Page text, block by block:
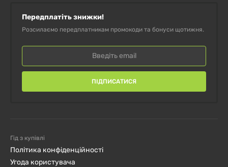
Передплатіть знижки!
Розсилаємо передплатникам промокоди та бонуси щотижня.
ПІДПИСАТИСЯ
Гід з купівлі
Політика конфіденційності
Угода користувача